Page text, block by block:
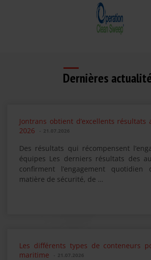
Dernières
Jontrans obtient d’excellents résultats
2026
- 21.07.2026
Des résultats qui récompensent
équipes Les derniers résultats des
confirment l’engagement quotidien
matière de sécurité, de …
Les différents types de conteneurs
maritime
- 21.07.2026